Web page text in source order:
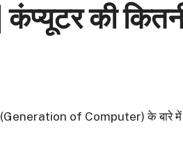
की
of Computer) के बारे में